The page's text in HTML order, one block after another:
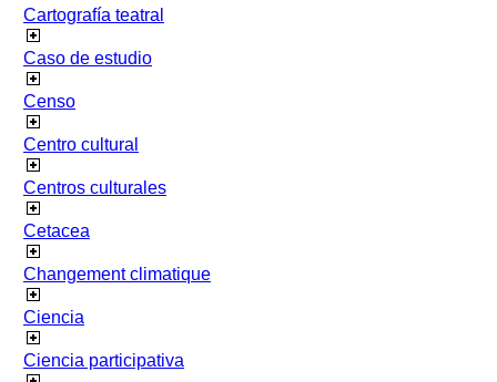
Cartografía teatral
Caso de estudio
Censo
Centro cultural
Centros culturales
Cetacea
Changement climatique
Ciencia
Ciencia participativa